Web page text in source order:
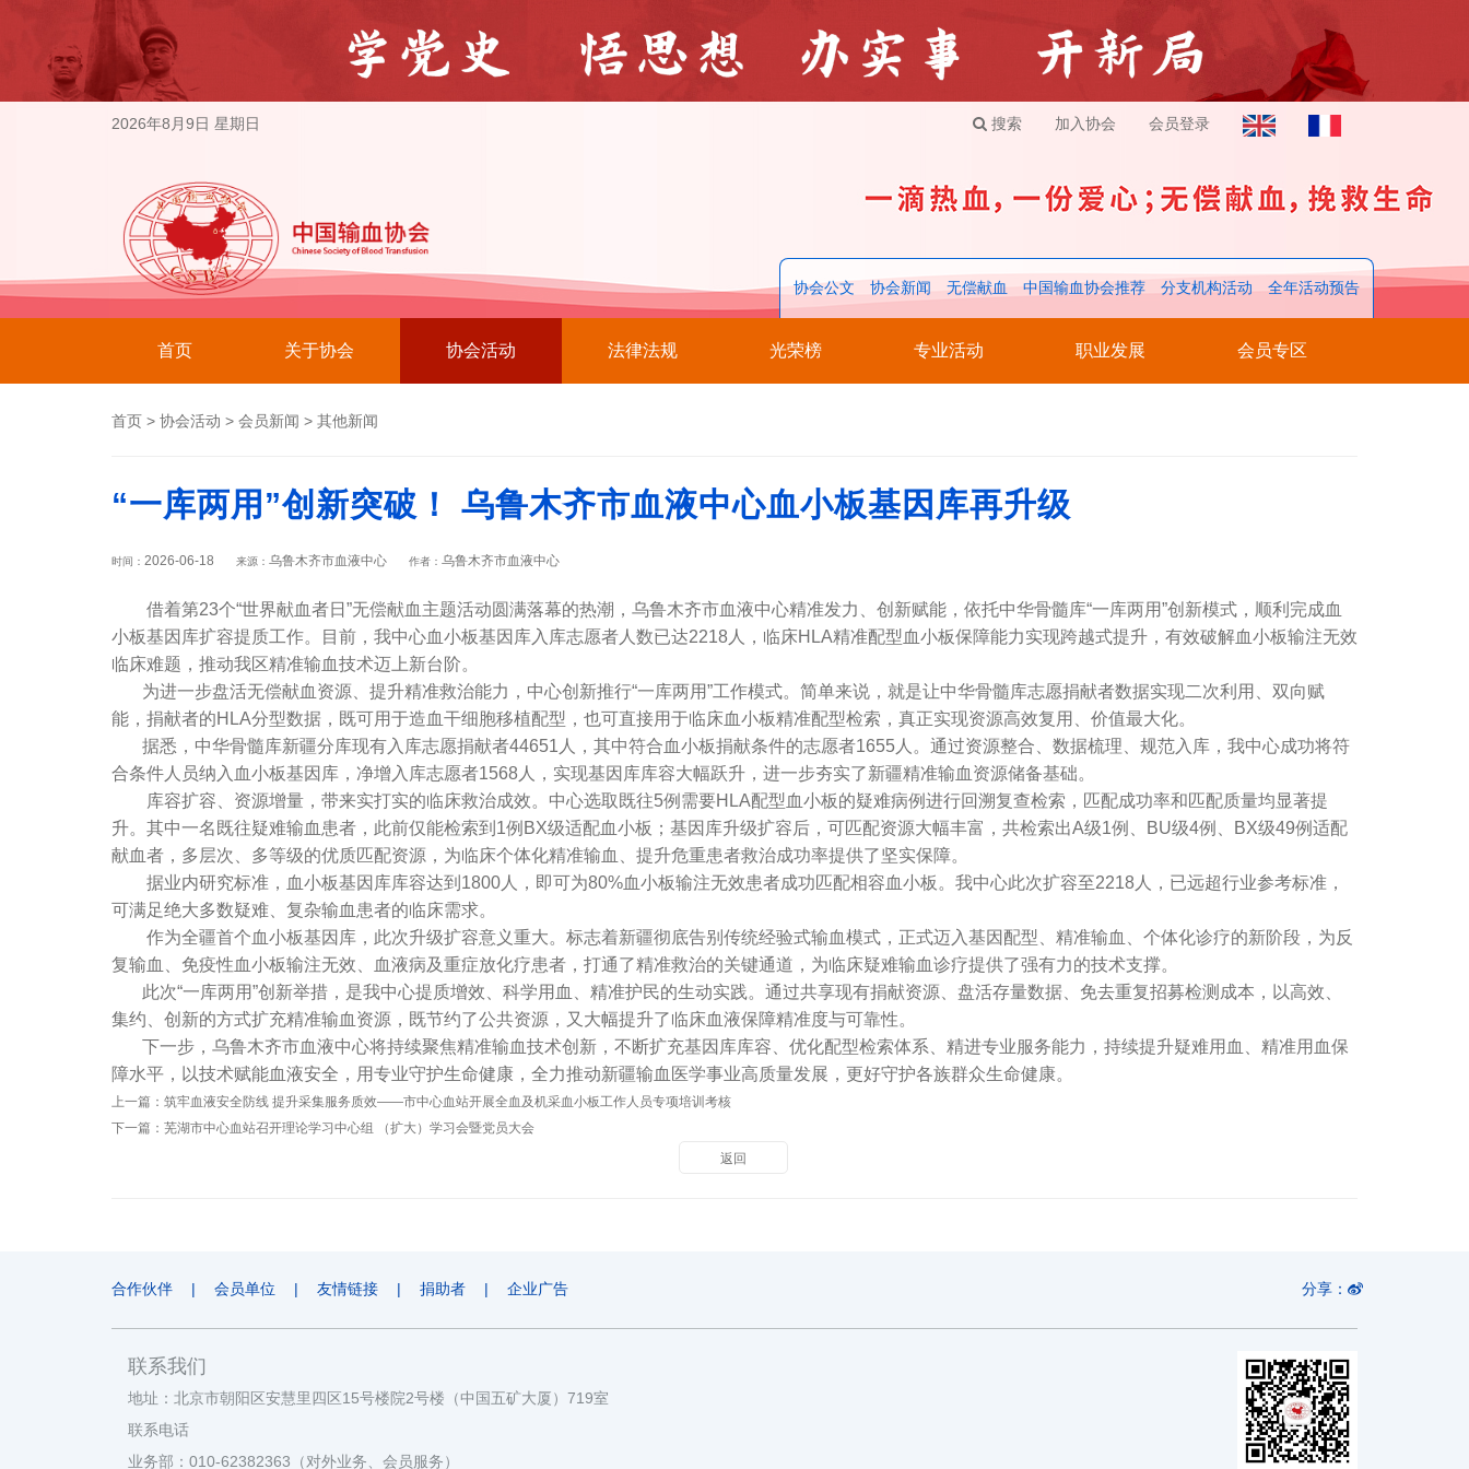
2026年8月9日 星期日 搜索 加入协会 会员登录
协会公文 协会新闻 无偿献血 中国输血协会推荐 分支机构活动 全年活动预告
首页 关于协会 协会活动 法律法规 光荣榜 专业活动 职业发展 会员专区
首页 > 协会活动 > 会员新闻 > 其他新闻
“一库两用”创新突破！ 乌鲁木齐市血液中心血小板基因库再升级
时间： 2026-06-18 来源： 乌鲁木齐市血液中心 作者： 乌鲁木齐市血液中心
借着第23个“世界献血者日”无偿献血主题活动圆满落幕的热潮，乌鲁木齐市血液中心精准发力、创新赋能，依托中华骨髓库“一库两用”创新模式，顺利完成血
小板基因库扩容提质工作。目前，我中心血小板基因库入库志愿者人数已达2218人，临床HLA精准配型血小板保障能力实现跨越式提升，有效破解血小板输注无效
临床难题，推动我区精准输血技术迈上新台阶。
为进一步盘活无偿献血资源、提升精准救治能力，中心创新推行“一库两用”工作模式。简单来说，就是让中华骨髓库志愿捐献者数据实现二次利用、双向赋
能，捐献者的HLA分型数据，既可用于造血干细胞移植配型，也可直接用于临床血小板精准配型检索，真正实现资源高效复用、价值最大化。
据悉，中华骨髓库新疆分库现有入库志愿捐献者44651人，其中符合血小板捐献条件的志愿者1655人。通过资源整合、数据梳理、规范入库，我中心成功将符
合条件人员纳入血小板基因库，净增入库志愿者1568人，实现基因库库容大幅跃升，进一步夯实了新疆精准输血资源储备基础。
库容扩容、资源增量，带来实打实的临床救治成效。中心选取既往5例需要HLA配型血小板的疑难病例进行回溯复查检索，匹配成功率和匹配质量均显著提
升。其中一名既往疑难输血患者，此前仅能检索到1例BX级适配血小板；基因库升级扩容后，可匹配资源大幅丰富，共检索出A级1例、BU级4例、BX级49例适配
献血者，多层次、多等级的优质匹配资源，为临床个体化精准输血、提升危重患者救治成功率提供了坚实保障。
据业内研究标准，血小板基因库库容达到1800人，即可为80%血小板输注无效患者成功匹配相容血小板。我中心此次扩容至2218人，已远超行业参考标准，
可满足绝大多数疑难、复杂输血患者的临床需求。
作为全疆首个血小板基因库，此次升级扩容意义重大。标志着新疆彻底告别传统经验式输血模式，正式迈入基因配型、精准输血、个体化诊疗的新阶段，为反
复输血、免疫性血小板输注无效、血液病及重症放化疗患者，打通了精准救治的关键通道，为临床疑难输血诊疗提供了强有力的技术支撑。
此次“一库两用”创新举措，是我中心提质增效、科学用血、精准护民的生动实践。通过共享现有捐献资源、盘活存量数据、免去重复招募检测成本，以高效、
集约、创新的方式扩充精准输血资源，既节约了公共资源，又大幅提升了临床血液保障精准度与可靠性。
下一步，乌鲁木齐市血液中心将持续聚焦精准输血技术创新，不断扩充基因库库容、优化配型检索体系、精进专业服务能力，持续提升疑难用血、精准用血保
障水平，以技术赋能血液安全，用专业守护生命健康，全力推动新疆输血医学事业高质量发展，更好守护各族群众生命健康。
上一篇： 筑牢血液安全防线 提升采集服务质效——市中心血站开展全血及机采血小板工作人员专项培训考核
下一篇： 芜湖市中心血站召开理论学习中心组 （扩大）学习会暨党员大会
返回
合作伙伴 | 会员单位 | 友情链接 | 捐助者 | 企业广告 分享：
联系我们
地址：北京市朝阳区安慧里四区15号楼院2号楼（中国五矿大厦）719室
联系电话
业务部：010-62382363（对外业务、会员服务）